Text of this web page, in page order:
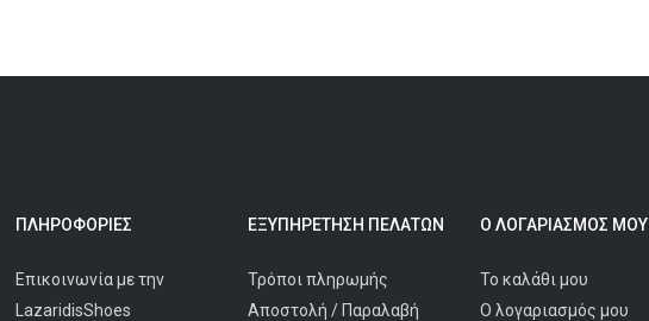
ΠΛΗΡΟΦΟΡΊΕΣ
Επικοινωνία με την
LazaridisShoes
ΕΞΥΠΗΡΈΤΗΣΗ ΠΕΛΑΤΩΝ
Τρόποι πληρωμής
Αποστολή / Παραλαβή
Ο ΛΟΓΑΡΙΑΣΜΌΣ ΜΟΥ
Το καλάθι μου
Ο λογαριασμός μου